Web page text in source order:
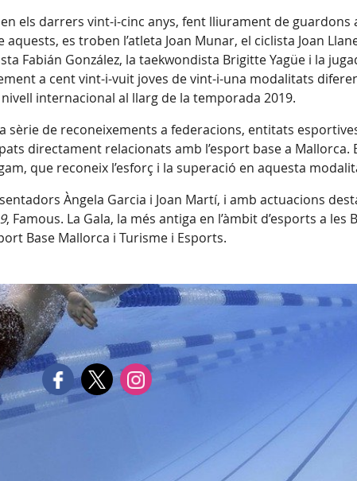
els darrers vint-i-cinc anys, fent lliurament de
es troben l’atleta Joan Munar, el ciclista Joan
Fabián González, la taekwondista Brigitte Yagüe i la
a cent vint-i-vuit joves de vint-i-una modalitats
internacional al llarg de la temporada 2019.
sèrie de reconeixements a federacions, entitats
directament relacionats amb l’esport base a Mallorca.
que reconeix l’esforç i la superació en aquesta
Àngela Garcia i Joan Martí, i amb actuacions
, Famous. La Gala, la més antiga en l’àmbit d’esports a
Base Mallorca i Turisme i Esports.